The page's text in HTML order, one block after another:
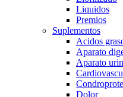
Liquidos
Premios
Suplementos
Acidos
Aparato
Aparato
Dolor